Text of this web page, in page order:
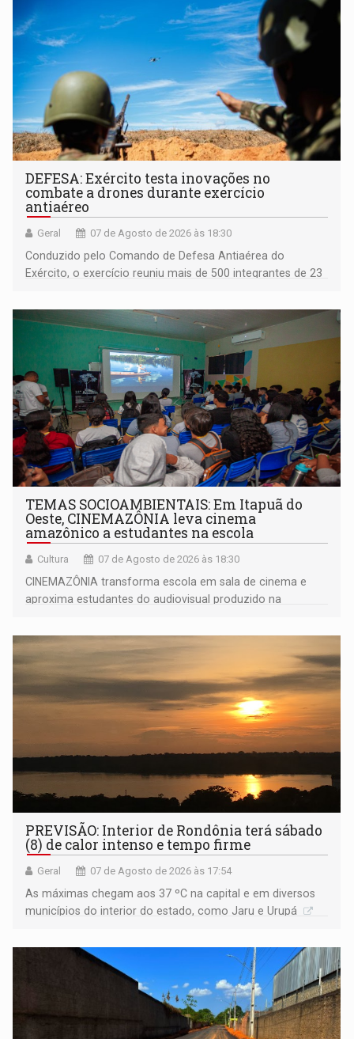
DEFESA: Exército testa inovações no
combate a drones durante exercício
antiaéreo
Geral 07 de Agosto de 2026 às 18:30
Conduzido pelo Comando de Defesa Antiaérea do
Exército, o exercício reuniu mais de 500 integrantes de 23
TEMAS SOCIOAMBIENTAIS: Em Itapuã do
Oeste, CINEMAZÔNIA leva cinema
amazônico a estudantes na escola
Cultura 07 de Agosto de 2026 às 18:30
CINEMAZÔNIA transforma escola em sala de cinema e
aproxima estudantes do audiovisual produzido na
PREVISÃO: Interior de Rondônia terá sábado
(8) de calor intenso e tempo firme
Geral 07 de Agosto de 2026 às 17:54
As máximas chegam aos 37 ºC na capital e em diversos
municípios do interior do estado, como Jaru e Urupá